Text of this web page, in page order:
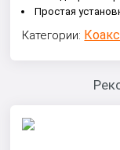
Простая
Категории: